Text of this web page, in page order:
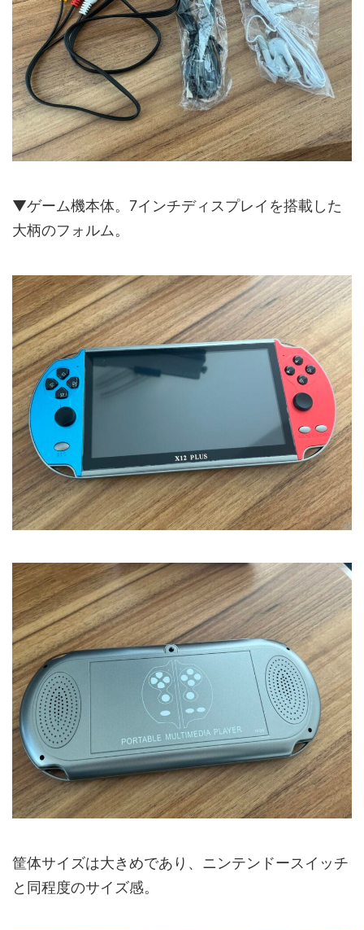
▼ゲーム機本体。7インチディスプレイを搭載した
大柄のフォルム。
筐体サイズは大きめであり、ニンテンドースイッチ
と同程度のサイズ感。